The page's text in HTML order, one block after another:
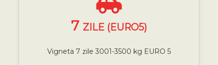
7 ZILE (EURO5)
Vigneta 7 zile 3001-3500 kg EURO 5